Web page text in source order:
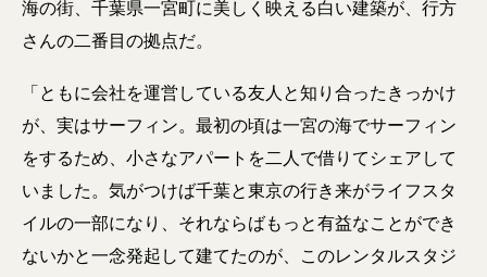
海の街、千葉県一宮町に美しく映える白い建築が、行方
さんの二番目の拠点だ。
「ともに会社を運営している友人と知り合ったきっかけ
が、実はサーフィン。最初の頃は一宮の海でサーフィン
をするため、小さなアパートを二人で借りてシェアして
いました。気がつけば千葉と東京の行き来がライフスタ
イルの一部になり、それならばもっと有益なことができ
ないかと一念発起して建てたのが、このレンタルスタジ